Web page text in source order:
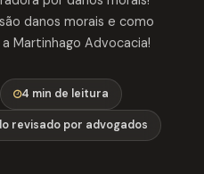
danos morais e como
Martinhago Advocacia!
4 min de leitura
revisado por advogados